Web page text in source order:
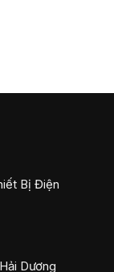
Bị Điện
Dương